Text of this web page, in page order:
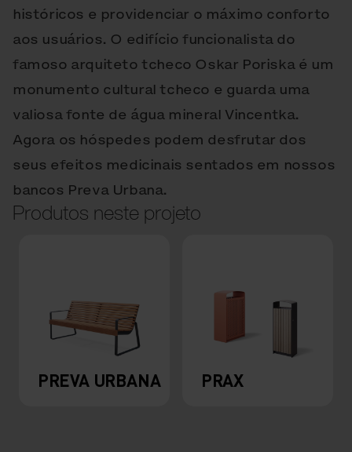
históricos e providenciar o máximo conforto
aos usuários. O edifício funcionalista do
famoso arquiteto tcheco Oskar Poriska é um
monumento cultural tcheco e guarda uma
valiosa fonte de água mineral Vincentka.
Agora os hóspedes podem desfrutar dos
seus efeitos medicinais sentados em nossos
bancos Preva Urbana.
Produtos neste projeto
PREVA URBANA PRAX